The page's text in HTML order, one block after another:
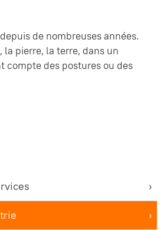
de nombreuses années.
pierre, la terre, dans un
compte des postures ou des